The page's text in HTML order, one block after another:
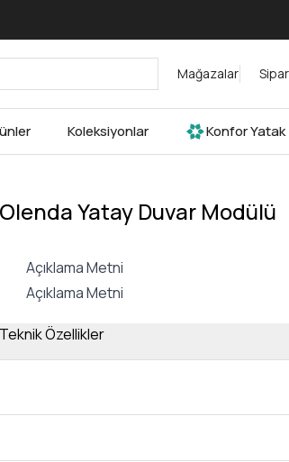
Mağazalar
Koleksiyonlar Konfor Yatak
Olenda Yatay Duvar Modülü
Açıklama Metni
Açıklama Metni
Teknik Özellikler